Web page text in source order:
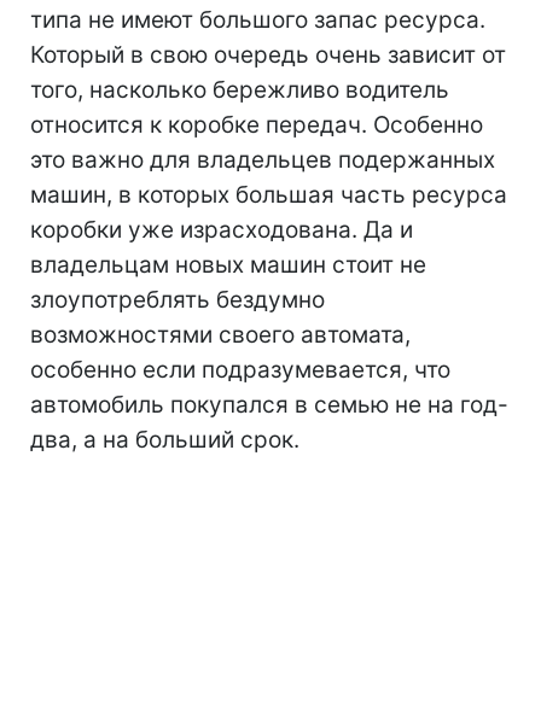
типа не имеют большого запас ресурса.
Который в свою очередь очень зависит от
того, насколько бережливо водитель
относится к коробке передач. Особенно
это важно для владельцев подержанных
машин, в которых большая часть ресурса
коробки уже израсходована. Да и
владельцам новых машин стоит не
злоупотреблять бездумно
возможностями своего автомата,
особенно если подразумевается, что
автомобиль покупался в семью не на год-
два, а на больший срок.